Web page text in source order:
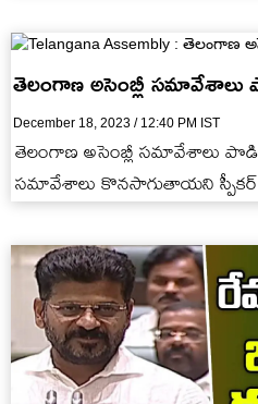
తెలంగాణ అసెంబ్లీ సమావేశాలు
December 18, 2023 / 12:40 PM IST
తెలంగాణ అసెంబ్లీ సమావేశాలు
సమావేశాలు కొనసాగుతాయని స్పీకర్